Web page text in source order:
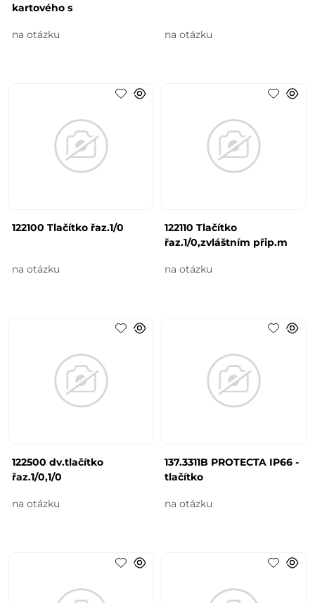
kartového s
na otázku na otázku
122100 Tlačítko řaz.1/0
na otázku
122110 Tlačítko
řaz.1/0,zvláštním přip.m
na otázku
122500 dv.tlačítko
řaz.1/0,1/0
na otázku
137.3311B PROTECTA IP66 -
tlačítko
na otázku